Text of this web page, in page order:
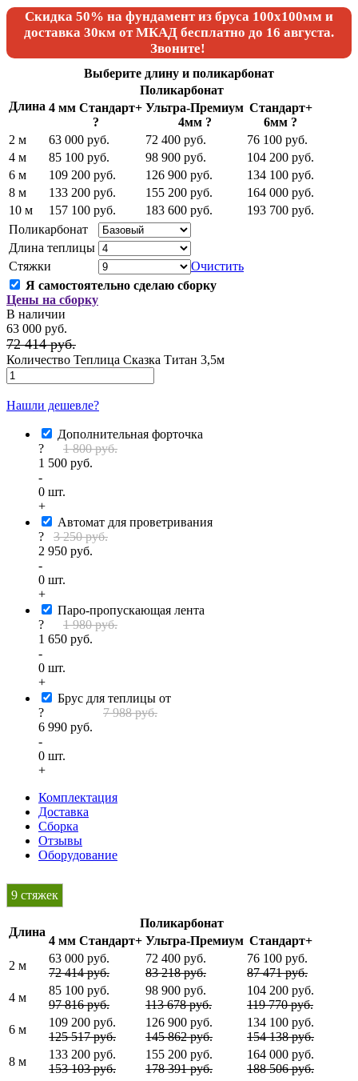
Скидка 50% на фундамент из бруса 100х100мм и
доставка 30км от МКАД бесплатно до 16 августа.
Звоните!
Выберите длину и поликарбонат
Длина
Поликарбонат
4 мм Стандарт+
?
Ультра-Премиум
4мм ?
Стандарт+
6мм ?
2 м
63 000 руб. 72 400 руб.
76 100 руб.
4 м
85 100 руб. 98 900 руб.
104 200 руб.
6 м
109 200 руб. 126 900 руб.
134 100 руб.
8 м
133 200 руб. 155 200 руб.
164 000 руб.
10 м
157 100 руб. 183 600 руб.
193 700 руб.
Поликарбонат
Длина теплицы
Стяжки
Очистить
Я самостоятельно сделаю сборку
Цены на сборку
В наличии
63 000 руб.
72 414 руб.
Количество Теплица Сказка Титан 3,5м
Нашли дешевле?
Дополнительная форточка
?
1 800 руб.
1 500 руб.
-
0 шт.
+
Автомат для проветривания
?
3 250 руб.
2 950 руб.
-
0 шт.
+
Паро-пропускающая лента
?
1 980 руб.
1 650 руб.
-
0 шт.
+
Брус для теплицы от
?
7 988 руб.
6 990 руб.
-
0 шт.
+
Комплектация
Доставка
Сборка
Отзывы
Оборудование
9 стяжек
Длина
Поликарбонат
4 мм Стандарт+ Ультра-Премиум Стандарт+
2 м
63 000 руб.
72 414 руб.
72 400 руб.
83 218 руб.
76 100 руб.
87 471 руб.
4 м
85 100 руб.
97 816 руб.
98 900 руб.
113 678 руб.
104 200 руб.
119 770 руб.
6 м
109 200 руб.
125 517 руб.
126 900 руб.
145 862 руб.
134 100 руб.
154 138 руб.
8 м
133 200 руб.
153 103 руб.
155 200 руб.
178 391 руб.
164 000 руб.
188 506 руб.